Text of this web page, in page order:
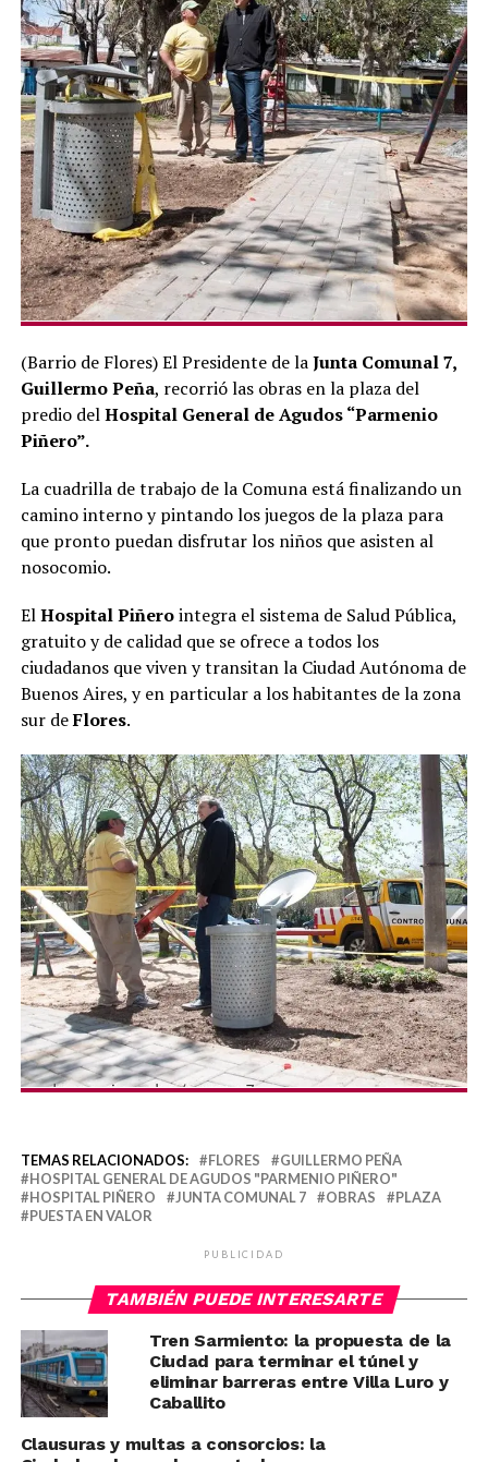
(Barrio de Flores) El Presidente de laJunta Comunal 7,
Guillermo Peña, recorrió las obras en la plaza del
predio delHospital General de Agudos “Parmenio
Piñero”.
La cuadrilla de trabajo de la Comuna está finalizando un
camino interno y pintando los juegos de la plaza para
que pronto puedan disfrutar los niños que asisten al
nosocomio.
ElHospital Piñerointegra el sistema de Salud Pública,
gratuito y de calidad que se ofrece a todos los
ciudadanos que viven y transitan la Ciudad Autónoma de
Buenos Aires, y en particular a los habitantes de la zona
sur deFlores.
TEMAS RELACIONADOS: FLORES
GUILLERMO PEÑA
HOSPITAL GENERAL DE AGUDOS "PARMENIO PIÑERO"
HOSPITAL PIÑERO
JUNTA COMUNAL 7 OBRAS
PLAZA
PUESTA EN VALOR
PUBLICIDAD
TAMBIÉN PUEDE INTERESARTE
Tren Sarmiento: la propuesta de la
Ciudad para terminar el túnel y
eliminar barreras entre Villa Luro y
Caballito
Clausuras y multas a consorcios: la